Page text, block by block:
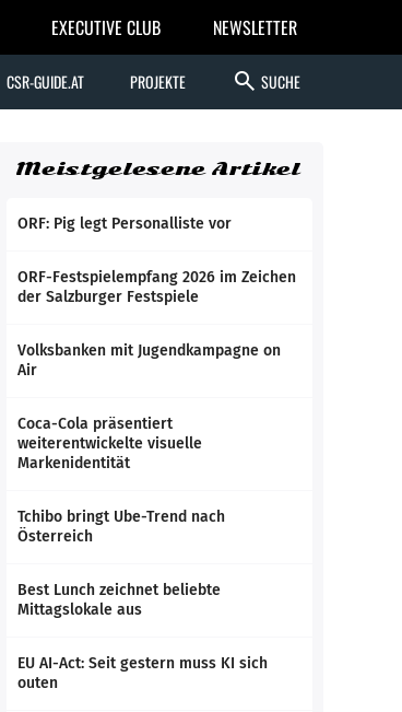
EXECUTIVE CLUB NEWSLETTER
CSR-GUIDE.AT PROJEKTE search SUCHE
Meistgelesene Artikel
ORF: Pig legt Personalliste vor
ORF-Festspielempfang 2026 im Zeichen
der Salzburger Festspiele
Volksbanken mit Jugendkampagne on
Air
Coca-Cola präsentiert
weiterentwickelte visuelle
Markenidentität
Tchibo bringt Ube-Trend nach
Österreich
Best Lunch zeichnet beliebte
Mittagslokale aus
EU AI-Act: Seit gestern muss KI sich
outen